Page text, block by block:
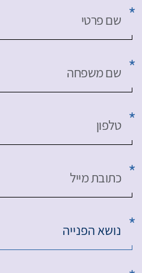
שם פרטי
שם משפחה
טלפון
כתובת מייל
נושא הפנייה